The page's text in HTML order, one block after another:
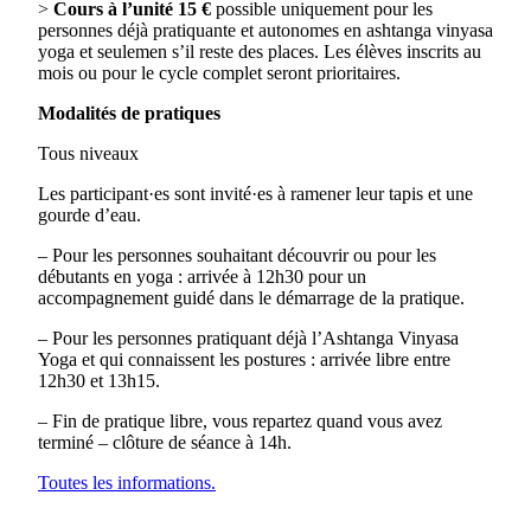
> Cours à l’unité 15 € possible uniquement pour les
personnes déjà pratiquante et autonomes en ashtanga vinyasa
yoga et seulemen s’il reste des places. Les élèves inscrits au
mois ou pour le cycle complet seront prioritaires.
Modalités de pratiques
Tous niveaux
Les participant·es sont invité·es à ramener leur tapis et une
gourde d’eau.
– Pour les personnes souhaitant découvrir ou pour les
débutants en yoga : arrivée à 12h30 pour un
accompagnement guidé dans le démarrage de la pratique.
– Pour les personnes pratiquant déjà l’Ashtanga Vinyasa
Yoga et qui connaissent les postures : arrivée libre entre
12h30 et 13h15.
– Fin de pratique libre, vous repartez quand vous avez
terminé – clôture de séance à 14h.
Toutes les informations.